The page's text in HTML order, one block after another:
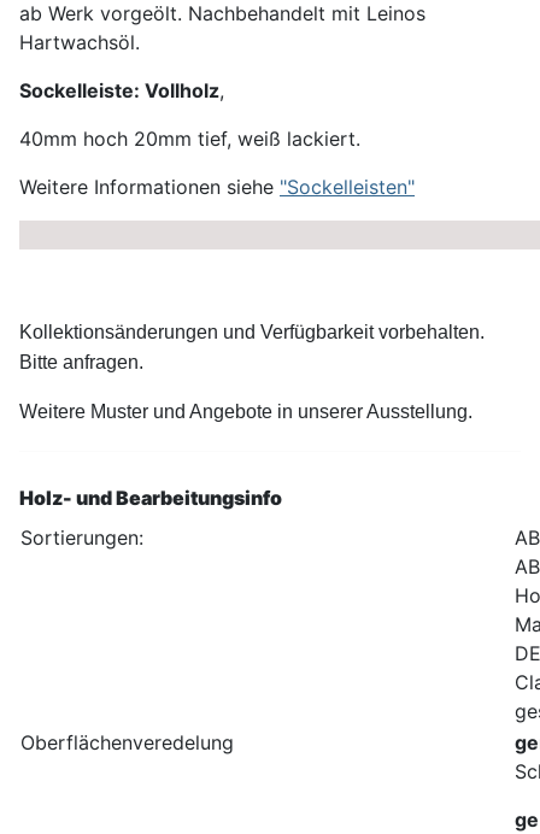
ab Werk vorgeölt. Nachbehandelt mit Leinos
Hartwachsöl.
Sockelleiste: Vollholz,
40mm hoch 20mm tief, weiß lackiert.
Weitere Informationen siehe "Sockelleisten"
Kollektionsänderungen und Verfügbarkeit vorbehalten.
Bitte anfragen.
Weitere Muster und Angebote in unserer Ausstellung.
Holz- und Bearbeitungsinfo
Sortierungen:
Oberflächenveredelung